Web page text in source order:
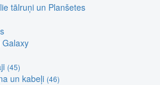
tālruņi un Planšetes
(45)
un kabeļi (46)